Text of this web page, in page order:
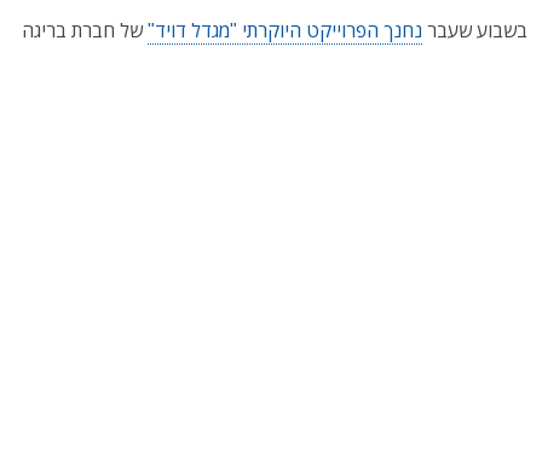
בשבוע שעבר נחנך הפרוייקט היוקרתי "מגדל דויד"של חברת בריגה